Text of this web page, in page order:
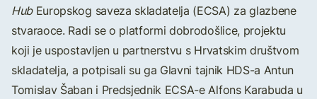
HubEuropskog saveza skladatelja (ECSA) za glazbene
stvaraoce. Radi se o platformi dobrodošlice, projektu
koji je uspostavljen u partnerstvu s Hrvatskim društvom
skladatelja, a potpisali su ga Glavni tajnik HDS-a Antun
Tomislav Šaban i Predsjednik ECSA-e Alfons Karabuda u